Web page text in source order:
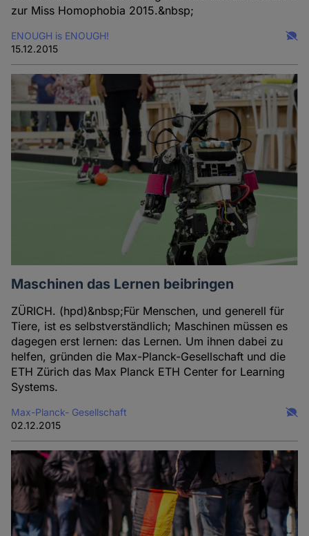
zur Miss Homophobia 2015.&nbsp;
ENOUGH is ENOUGH!
15.12.2015
Maschinen das Lernen beibringen
ZÜRICH. (hpd)&nbsp;Für Menschen, und generell für
Tiere, ist es selbstverständlich; Maschinen müssen es
dagegen erst lernen: das Lernen. Um ihnen dabei zu
helfen, gründen die Max-Planck-Gesellschaft und die
ETH Zürich das Max Planck ETH Center for Learning
Systems.
Max-Planck- Gesellschaft
02.12.2015